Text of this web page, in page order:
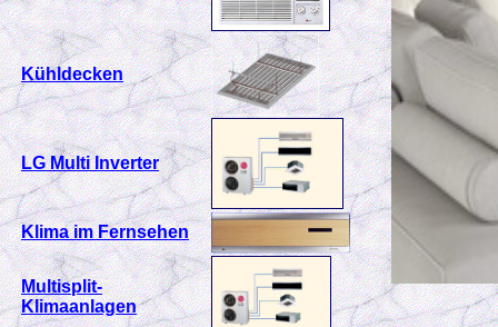
Kühldecken
LG Multi Inverter
Klima im Fernsehen
Multisplit-
Klimaanlagen